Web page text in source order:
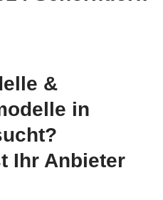
&
in
Ihr Anbieter